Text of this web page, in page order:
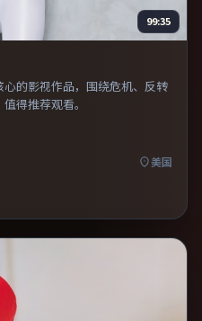
99:35
的影视作品，围绕危机、反转
得推荐观看。
美国